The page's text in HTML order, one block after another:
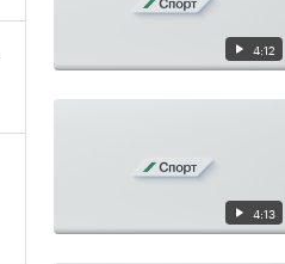
4:12
4:13